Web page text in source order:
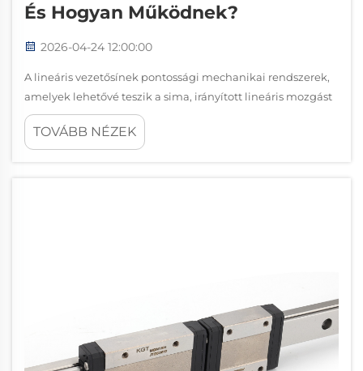
És Hogyan Működnek?
2026-04-24 12:00:00
A lineáris vezetősínek pontossági mechanikai rendszerek,
amelyek lehetővé teszik a sima, irányított lineáris mozgást
számos ipari alkalmazásban. Ezek a kifinomult alkatrészek
egy sínből és egy csúszóelem-ből álló szerelvényt alkotnak,
TOVÁBB NÉZEK